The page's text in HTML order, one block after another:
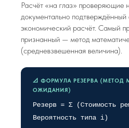
Расчёт «на глаз» проверяющие
документально
экономический расчёт. Самый
признанный — метод
(средневзвешенная величина).
📐 ФОРМУЛА РЕЗЕРВА (МЕТОД
ОЖИДАНИЯ)
Резерв = Σ (Стоимость
Вероятность типа i)